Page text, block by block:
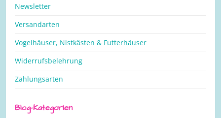
Newsletter
Versandarten
Vogelhäuser, Nistkästen & Futterhäuser
Widerrufsbelehrung
Zahlungsarten
Blog-Kategorien